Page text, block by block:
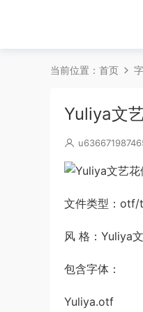
当前位置： 首页
Yuliya文
文件类型：
风 格：Yuliya
包含字体：
Yuliya.otf